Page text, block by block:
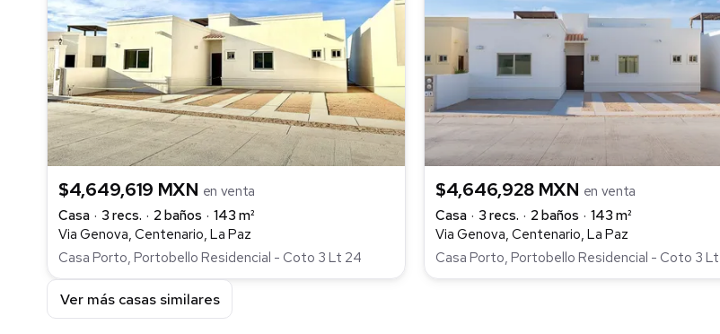
$4,649,619 MXN en venta
Casa
3 recs. 2 baños
143 m²
Via Genova, Centenario, La Paz
Casa Porto, Portobello Residencial - Coto 3 Lt 24
$4,646,928 MXN en venta
Casa
3 recs. 2 baños
143 m²
Via Genova, Centenario, La Paz
Casa Porto, Portobello Residencial - Coto 3
Ver más casas similares